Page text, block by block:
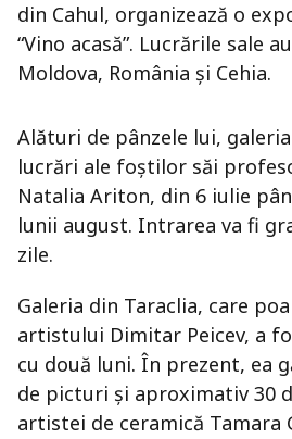
din Cahul, organizează o
“Vino acasă”. Lucrările sale
Moldova, România și Cehia.
Alături de pânzele lui,
lucrări ale foștilor săi
Natalia Ariton, din 6 iulie
lunii august. Intrarea va fi
zile.
Galeria din Taraclia, care
artistului Dimitar Peicev, a
cu două luni. În prezent, ea
de picturi și aproximativ 30
artistei de ceramică Tamara